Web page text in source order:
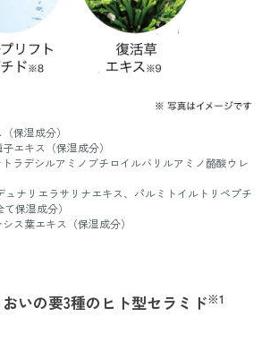
保湿成分）
エキス（保湿成分）
ラデシルアミノブチロイルバリルアミノ酪酸ウレ
ナリエラサリナエキス、パルミトイルトリペプチ
保湿成分）
ス葉エキス（保湿成分）
おいの要3種のヒト型セラミド※1